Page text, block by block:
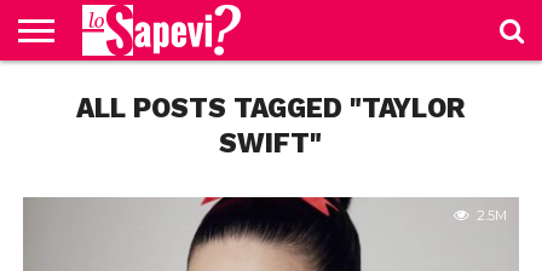
BENESSERE
GOSSIP
PRODOTTI
AMAZON
NEWS
CASA E
CUCINA
ALL POSTS TAGGED "TAYLOR
SWIFT"
2.5M